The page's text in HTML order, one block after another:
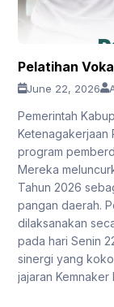
Pelatihan
June 22, 2026
Pemerintah
Ketenagakerjaan
program
Mereka
Tahun 2026
pangan daerah.
dilaksanakan
pada hari Senin
sinergi yang
jajaran Kemnaker